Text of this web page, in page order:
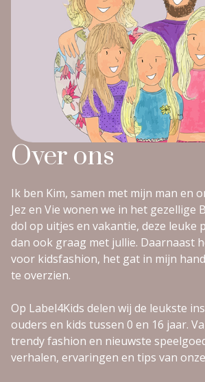
Over ons
Ik ben Kim, samen met mijn man en
Jez en Vie wonen we in het gezellige
dol op uitjes en vakantie, deze leuke
dan ook graag met jullie. Daarnaast
voor kidsfashion, het gat in mijn
te overzien.
Op Label4Kids delen wij de leukste
ouders en kids tussen 0 en 16 jaar.
trendy fashion en nieuwste
verhalen, ervaringen en tips van